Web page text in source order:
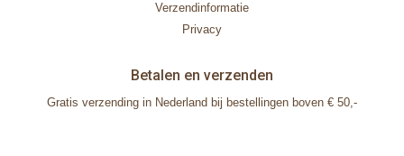
Verzendinformatie
Privacy
Betalen en verzenden
Gratis verzending in Nederland bij bestellingen boven € 50,-